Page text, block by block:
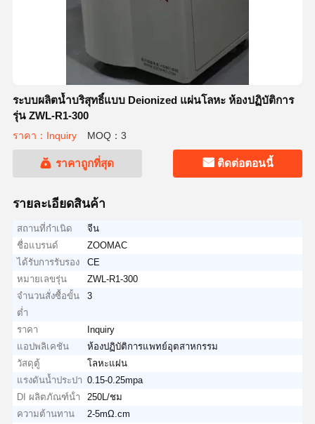
ระบบผลิตน้ำบริสุทธิ์แบบ Deionized แผ่นโลหะ ห้องปฏิบัติการ
รุ่น ZWL-R1-300
ราคา：Inquiry MOQ：3
ราคาถูกที่สุด ติดต่อตอนนี้
รายละเอียดสินค้า
สถานที่กำเนิด
จีน
ชื่อแบรนด์
ZOOMAC
ได้รับการรับรอง
CE
หมายเลขรุ่น
ZWL-R1-300
จำนวนสั่งซื้อขั้น
ต่ำ
3
ราคา
Inquiry
แอปพลิเคชัน
ห้องปฏิบัติการแพทย์อุตสาหกรรม
วัสดุตู้
โลหะแผ่น
แรงดันน้ำประปา 0.15-0.25mpa
DI ผลิตภัณฑ์น้ํา
250L/ชม
ความต้านทาน
2-5mΩ.cm